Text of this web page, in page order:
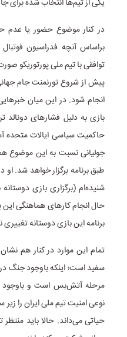
یکی از تیم‌ها انتخاب شده برای
در کنار موضوع حضور یا عدم
براساس آنچه فدراسیون
توافقی با تیم ملی پورتوریکو
پیش از شروع تورنمنت جام
انجام شود. در این میان
بازی به دلیل فشارهای دونالد
حاکمیت سیاسی ایالات متحده
جولیانی نسبت به این موضوع
طبق برنامه برگزار خواهد شد.
شنیده‌ام (برگزاری بازی دوستانه
حال انجام کارهای هماهنگی
برنامه این بازی دوستانه
تمام این موارد در کنار هم
سفید است؛ اینکه باوجود جنگ در
مرحله آتش‌بس است و باوجود
نوعی امنیت تیم ملی ایران را
حیاتی می‌داند. حالا باید منتظر